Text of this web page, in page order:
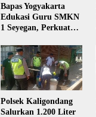
Bapas Yogyakarta
Edukasi Guru SMKN
1 Seyegan, Perkuat
Hukum di Sekolah
Polsek Kaligondang
Salurkan 1.200 Liter